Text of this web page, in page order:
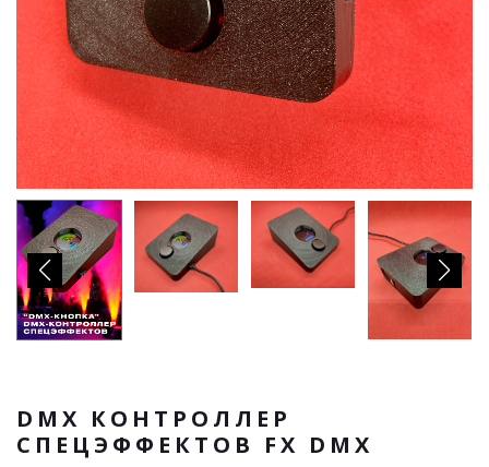
DMX КОНТРОЛЛЕР
СПЕЦЭФФЕКТОВ FX DMX